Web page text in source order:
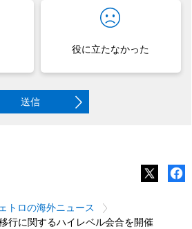
役に立たなかった
送信
トロの海外ニュース
行に関するハイレベル会合を開催